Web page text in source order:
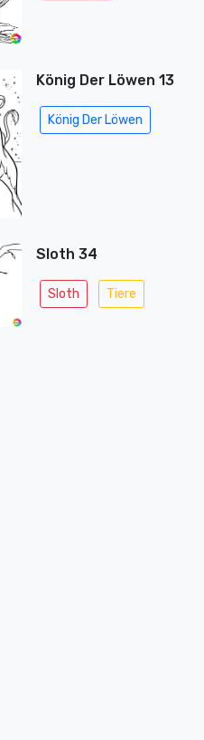
König Der Löwen 13
König Der Löwen
Sloth 34
Sloth Tiere